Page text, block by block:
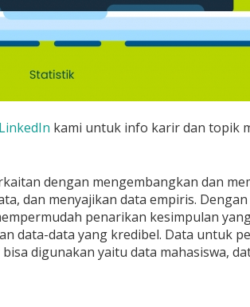
kami untuk info karir dan topik
dengan mengembangkan dan
dan menyajikan data empiris.
penarikan kesimpulan
data-data yang kredibel. Data untuk
digunakan yaitu data mahasiswa,